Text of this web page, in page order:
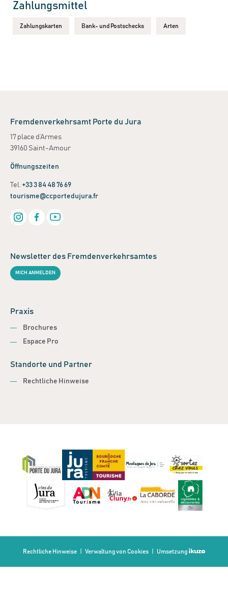
Zahlungsmittel
Zahlungskarten Bank- und Postschecks Arten
Fremdenverkehrsamt Porte du Jura
17 place d’Armes
39160 Saint-Amour
Öffnungszeiten
Tel. +33 3 84 48 76 69
tourisme@ccportedujura.fr
Newsletter des Fremdenverkehrsamtes
MICH ANMELDEN
Praxis
Brochures
Espace Pro
Standorte und Partner
Rechtliche Hinweise
Rechtliche Hinweise Verwaltung von Cookies Umsetzung